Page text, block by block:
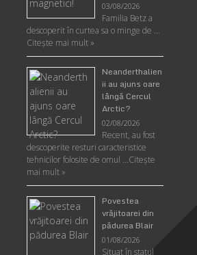
03/08/2026
Familia Betz a
descoperit în curtea sa o minge de …
Citeşte mai mult »
Neanderthalien
ii au ajuns oare
lângă Cercul
Arctic?
02/08/2026
Recent, au fost
descoperite resturi caracteristice
tehnicilor folosite de omul …Citeşte
mai mult »
Povestea
vrăjitoarei din
pădurea Blair
01/08/2026
Situat în statul